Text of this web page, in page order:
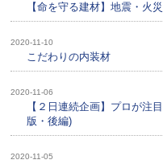
【命を守る建材】地震・火
2020-11-10
こだわりの内装材
2020-11-06
【２日連続企画】プロが注
版・後編)
2020-11-05